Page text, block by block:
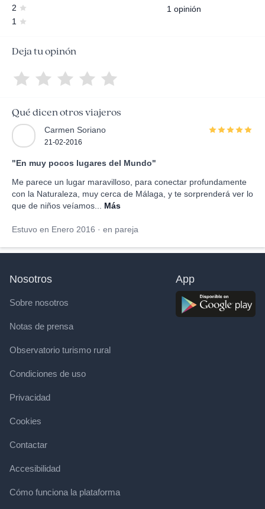
2
1
1 opinión
Deja tu opinón
Qué dicen otros viajeros
Carmen Soriano
21-02-2016
"En muy pocos lugares del Mundo"
Me parece un lugar maravilloso, para conectar profundamente
con la Naturaleza, muy cerca de Málaga, y te sorprenderá ver lo
que de niños veíamos...
Más
Estuvo en Enero 2016 · en pareja
Nosotros
Sobre nosotros
Notas de prensa
Observatorio turismo rural
Condiciones de uso
Privacidad
Cookies
Contactar
Accesibilidad
Cómo funciona la plataforma
App